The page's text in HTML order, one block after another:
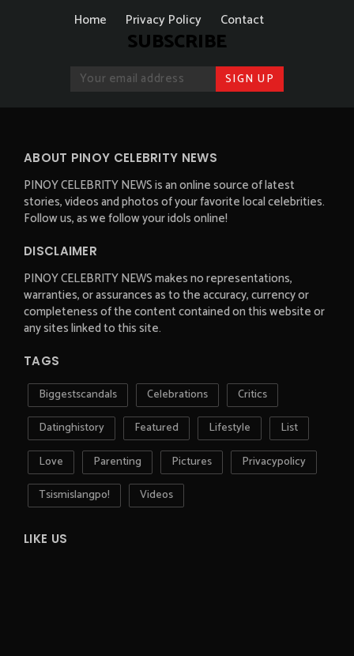
Home Privacy Policy Contact
SUBSCRIBE
ABOUT PINOY CELEBRITY NEWS
PINOY CELEBRITY NEWS is an online source of latest
stories, videos and photos of your favorite local celebrities.
Follow us, as we follow your idols online!
DISCLAIMER
PINOY CELEBRITY NEWS makes no representations,
warranties, or assurances as to the accuracy, currency or
completeness of the content contained on this website or
any sites linked to this site.
TAGS
Biggestscandals Celebrations
Critics
Datinghistory
Featured Lifestyle
List
Love
Parenting Pictures
Privacypolicy
Tsismislangpo!
Videos
LIKE US